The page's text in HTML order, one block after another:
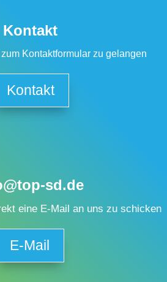
Kontakt
Kontaktformular zu gelangen
Kontakt
sd.de
eine E-Mail an uns zu schicken
E-Mail